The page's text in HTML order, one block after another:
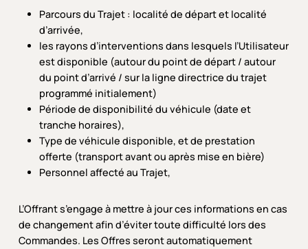
Parcours du Trajet : localité de départ et localité
d’arrivée,
les rayons d’interventions dans lesquels l’Utilisateur
est disponible (autour du point de départ / autour
du point d’arrivé / sur la ligne directrice du trajet
programmé initialement)
Période de disponibilité du véhicule (date et
tranche horaires),
Type de véhicule disponible, et de prestation
offerte (transport avant ou après mise en bière)
Personnel affecté au Trajet,
L’Offrant s’engage à mettre à jour ces informations en cas
de changement afin d’éviter toute difficulté lors des
Commandes. Les Offres seront automatiquement